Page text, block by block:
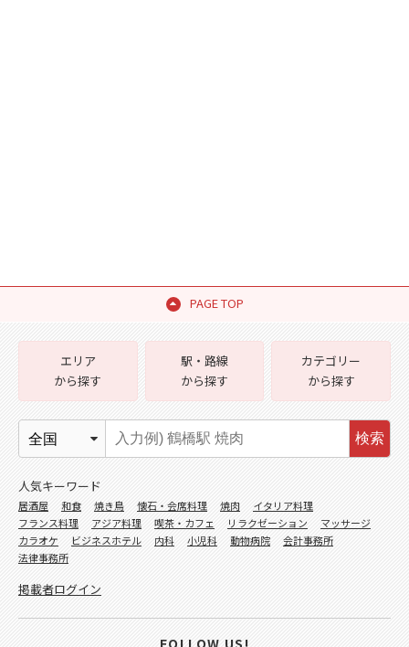
PAGE TOP
エリア
から探す
駅・路線
から探す
カテゴリー
から探す
検索
人気キーワード
居酒屋 和食 焼き鳥 懐石・会席料理 焼肉
イタリア料理
フランス料理
アジア料理 喫茶・カフェ リラクゼーション
マッサージ
カラオケ
ビジネスホテル 内科 小児科 動物病院
会計事務所
法律事務所
掲載者ログイン